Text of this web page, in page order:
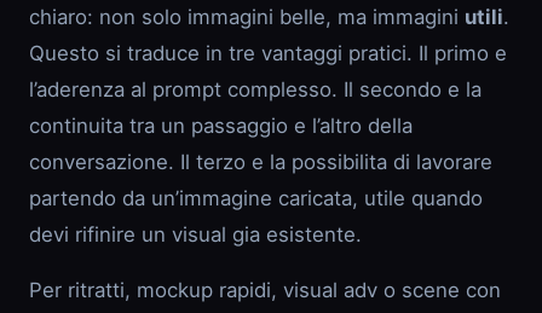
chiaro: non solo immagini belle, ma immagini utili.
Questo si traduce in tre vantaggi pratici. Il primo e
l’aderenza al prompt complesso. Il secondo e la
continuita tra un passaggio e l’altro della
conversazione. Il terzo e la possibilita di lavorare
partendo da un’immagine caricata, utile quando
devi rifinire un visual gia esistente.
Per ritratti, mockup rapidi, visual adv o scene con